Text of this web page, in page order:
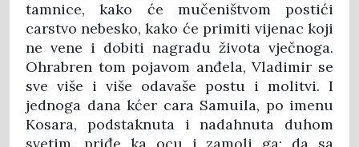
tamnice, kako će mučeništvom postići
carstvo nebesko, kako će primiti vijenac koji
ne vene i dobiti nagradu života vječnoga.
Ohrabren tom pojavom anđela, Vladimir se
sve više i više odavaše postu i molitvi. I
jednoga dana kćer cara Samuila, po imenu
Kosara, podstaknuta i nadahnuta duhom